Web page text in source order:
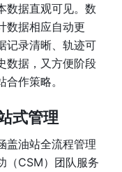
数据直观可见。数
数据相应自动更
记录清晰、轨迹可
数据，又方便阶段
作策略。
式管理
盖油站全流程管理
（CSM）团队服务